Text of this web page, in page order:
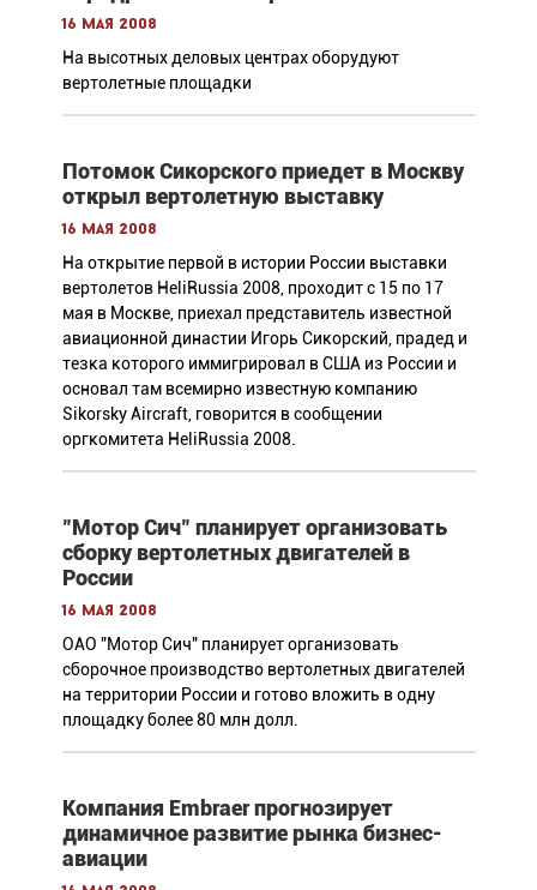
16 мая 2008
На высотных деловых центрах оборудуют
вертолетные площадки
Потомок Сикорского приедет в Москву
открыл вертолетную выставку
16 мая 2008
На открытие первой в истории России выставки
вертолетов HeliRussia 2008, проходит с 15 по 17
мая в Москве, приехал представитель известной
авиационной династии Игорь Сикорский, прадед и
тезка которого иммигрировал в США из России и
основал там всемирно известную компанию
Sikorsky Aircraft, говорится в сообщении
оргкомитета HeliRussia 2008.
"Мотор Сич" планирует организовать
сборку вертолетных двигателей в
России
16 мая 2008
ОАО "Мотор Сич" планирует организовать
сборочное производство вертолетных двигателей
на территории России и готово вложить в одну
площадку более 80 млн долл.
Компания Embraer прогнозирует
динамичное развитие рынка бизнес-
авиации